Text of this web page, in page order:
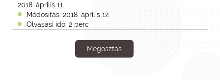
2018. április 11.
Módosítás: 2018. április 12.
Olvasási idő: 2 perc
Megosztás